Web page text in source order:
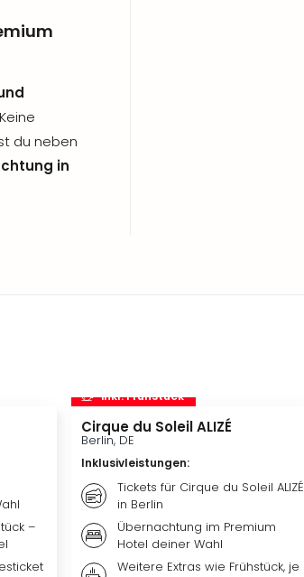
du neben
in
–
inkl. Frühstück
Cirque du Soleil ALIZÉ
Berlin, DE
Inklusivleistungen:
Tickets für Cirque du Soleil ALIZÉ
in Berlin
Übernachtung im Premium
Hotel deiner Wahl
Weitere Extras wie Frühstück, je